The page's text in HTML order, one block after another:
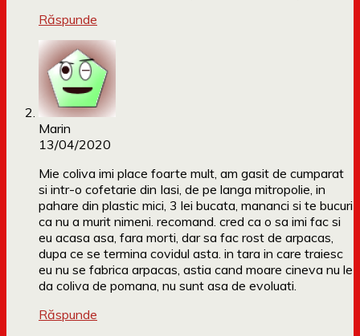
Răspunde
Marin
13/04/2020
Mie coliva imi place foarte mult, am gasit de cumparat
si intr-o cofetarie din Iasi, de pe langa mitropolie, in
pahare din plastic mici, 3 lei bucata, mananci si te bucuri
ca nu a murit nimeni. recomand. cred ca o sa imi fac si
eu acasa asa, fara morti, dar sa fac rost de arpacas,
dupa ce se termina covidul asta. in tara in care traiesc
eu nu se fabrica arpacas, astia cand moare cineva nu le
da coliva de pomana, nu sunt asa de evoluati.
Răspunde